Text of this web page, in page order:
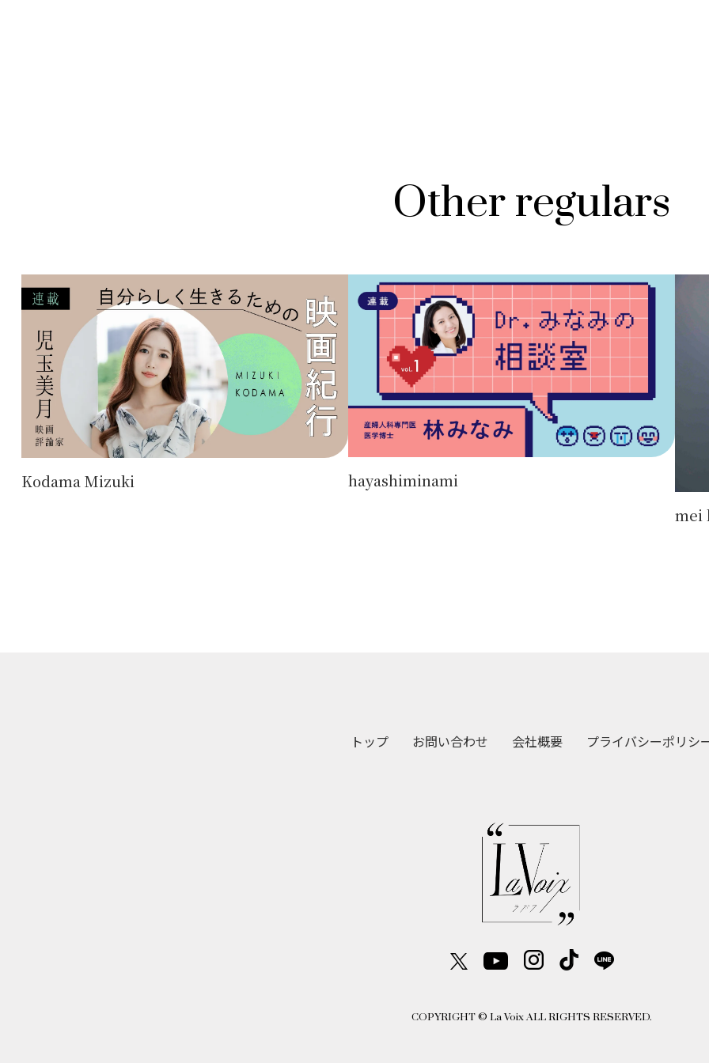
Other regulars
Kodama Mizuki
hayashiminami
mei
トップ お問い合わせ 会社概要 プライバシーポリシ
COPYRIGHT © La Voix ALL RIGHTS RESERVED.